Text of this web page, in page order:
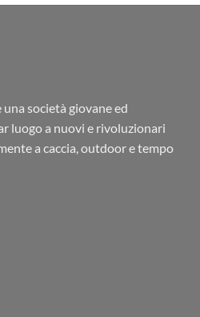
è:
società giovane ed
luogo a nuovi e rivoluzionari
a caccia, outdoor e tempo